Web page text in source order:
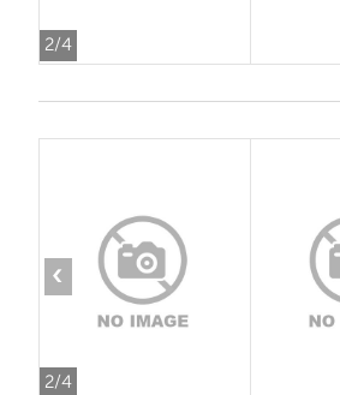
2/4
2/4
‹